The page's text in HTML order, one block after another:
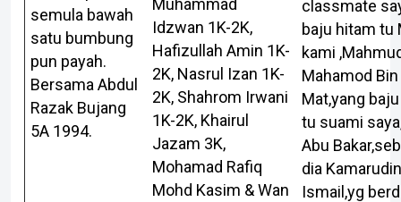
semula bawah
satu bumbung
pun payah.
Bersama Abdul
Razak Bujang
5A 1994.
Muhammad
Idzwan 1K-2K,
Hafizullah Amin 1K-
2K, Nasrul Izan 1K-
2K, Shahrom Irwani
1K-2K, Khairul
Jazam 3K,
Mohamad Rafiq
Mohd Kasim & Wan
classmate
baju hitam tu
kami
Mahamod
Mat,yang
tu suami
Abu
dia Kamarudin
Ismail,yg